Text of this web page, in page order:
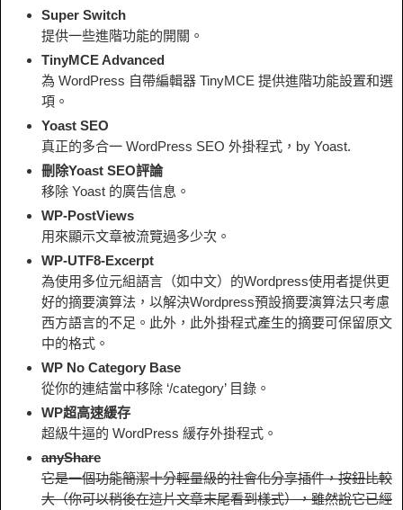
Super Switch
提供一些進階功能的開關。
TinyMCE Advanced
為 WordPress 自帶編輯器 TinyMCE 提供進階功能設置和選
項。
Yoast SEO
真正的多合一 WordPress SEO 外掛程式，by Yoast.
刪除Yoast SEO評論
移除 Yoast 的廣告信息。
WP-PostViews
用來顯示文章被流覽過多少次。
WP-UTF8-Excerpt
為使用多位元組語言（如中文）的Wordpress使用者提供更
好的摘要演算法，以解決Wordpress預設摘要演算法只考慮
西方語言的不足。此外，此外掛程式產生的摘要可保留原文
中的格式。
WP No Category Base
從你的連結當中移除 ‘/category’ 目錄。
WP超高速緩存
超級牛逼的 WordPress 緩存外掛程式。
anyShare
它是一個功能簡潔十分輕量級的社會化分享插件，按鈕比較
大（你可以稍後在這片文章末尾看到樣式），雖然說它已經